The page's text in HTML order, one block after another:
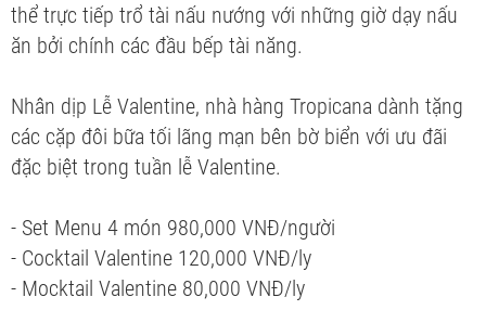
thể trực tiếp trổ tài nấu nướng với những giờ dạy nấu
ăn bởi chính các đầu bếp tài năng.
Nhân dịp Lễ Valentine, nhà hàng Tropicana dành tặng
các cặp đôi bữa tối lãng mạn bên bờ biển với ưu đãi
đặc biệt trong tuần lễ Valentine.
- Set Menu 4 món 980,000 VNĐ/người
- Cocktail Valentine 120,000 VNĐ/ly
- Mocktail Valentine 80,000 VNĐ/ly